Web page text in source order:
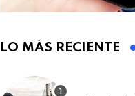
LO MÁS RECIENTE